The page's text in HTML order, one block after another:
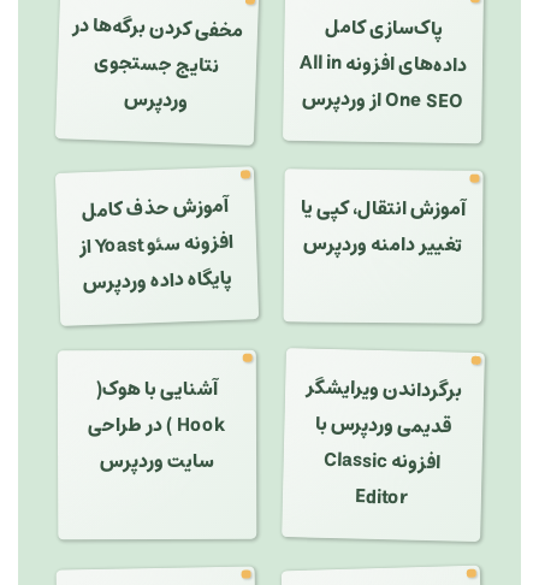
پاک‌سازی کامل
داده‌های افزونه All in
One SEO از وردپرس
مخفی کردن برگه‌ها در
نتایج جستجوی
وردپرس
آموزش انتقال، کپی یا
تغییر دامنه وردپرس
آموزش حذف کامل
افزونه سئو Yoast از
پایگاه داده وردپرس
برگرداندن ویرایشگر
قدیمی وردپرس با
افزونه Classic
Editor
آشنایی با هوک(
Hook ) در طراحی
سایت وردپرس